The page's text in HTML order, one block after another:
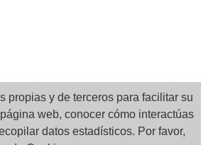
propias y de terceros para facilitar su
web, conocer cómo interactúas
datos estadísticos. Por favor,